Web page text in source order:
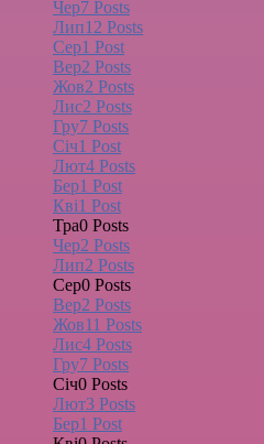
Чер7 Posts
Лип12 Posts
Сер1 Post
Вер2 Posts
Жов2 Posts
Лис2 Posts
Гру7 Posts
Січ1 Post
Лют4 Posts
Бер1 Post
Кві1 Post
Тра0 Posts
Чер2 Posts
Лип2 Posts
Сер0 Posts
Вер2 Posts
Жов11 Posts
Лис4 Posts
Гру7 Posts
Січ0 Posts
Лют3 Posts
Бер1 Post